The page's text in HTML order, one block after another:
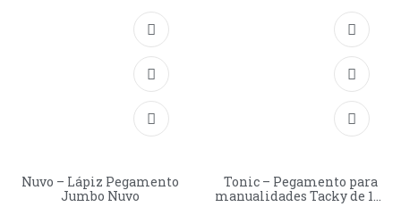
Nuvo – Lápiz Pegamento
Jumbo Nuvo
Tonic – Pegamento para
manualidades Tacky de 120